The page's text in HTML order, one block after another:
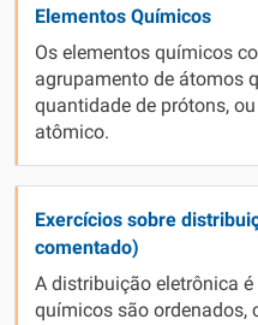
Elementos Químicos
Os elementos químicos
agrupamento de átomos
quantidade de prótons,
atômico.
Exercícios sobre
comentado)
A distribuição eletrônica
químicos são ordenados,